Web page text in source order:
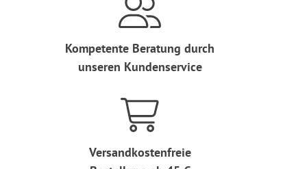
Kompetente Beratung durch
unseren Kundenservice
Versandkostenfreie